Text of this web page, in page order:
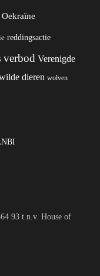
Oekraïne
reddingsactie
verbod Verenigde
dieren wolven
93 t.n.v. House of